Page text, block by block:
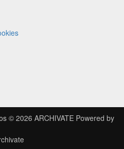
© 2026 ARCHIVATEPowered by